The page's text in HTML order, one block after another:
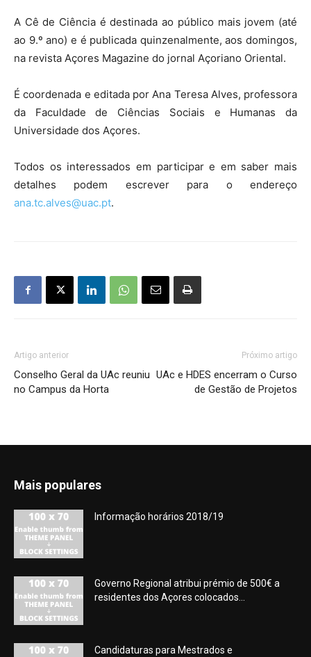
A Cê de Ciência é destinada ao público mais jovem (até
ao 9.º ano) e é publicada quinzenalmente, aos domingos,
na revista Açores Magazine do jornal Açoriano Oriental.
É coordenada e editada por Ana Teresa Alves, professora
da Faculdade de Ciências Sociais e Humanas da
Universidade dos Açores.
Todos os interessados em participar e em saber mais
detalhes podem escrever para o endereço
ana.tc.alves@uac.pt.
Artigo anterior
Conselho Geral da UAc reuniu
no Campus da Horta
Próximo artigo
UAc e HDES encerram o Curso
de Gestão de Projetos
Mais populares
Informação horários 2018/19
Governo Regional atribui prémio de 500€ a
residentes dos Açores colocados...
Candidaturas para Mestrados e